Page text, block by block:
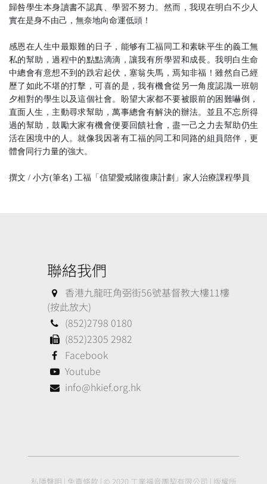
歸咎學生本身讀書不認真、學習不努力。然而，我現在明白不少人
實在是身不由己，無奈地向命運低頭！
感恩在人生中最艱難的日子，能够有工福同工和素昧平生的義工無
私的幫助，過程中的點點滴滴，讓我有所學習和成長。我明白生命
中總會有意想不到的跌宕起伏，塞翁失馬，焉知非福！雖然自己經
歷了如此不堪的打擊，可喜的是，我有機會從另一角度認識一班朝
夕相對的學生以及這個社會。盼望大家都不要被眼前的困難嚇倒，
直面人生，主動尋求幫助，萬事總會有解決的辦法。並且不忘所得
過的幫助，鼓勵大家有機會便要回饋社會，盡一己之力去幫助仍生
活在困境中的人。就像我因著有工福的同工和同路的組員陪伴，更
體會同行力量的強大。
撰文 / 小方(筆名) 工福「信望愛戒賭復康計劃」家人治療課程學員
聯絡我們
香港九龍旺角弼街56號基督教大樓11樓
(按此放大)
(852)2798 0180
(852)2305 2982
Facebook
Youtube
info@hkief.org.hk
私隱聲明 | 免責條款 | © 2020 工業福音團契有限公司 | 版權所